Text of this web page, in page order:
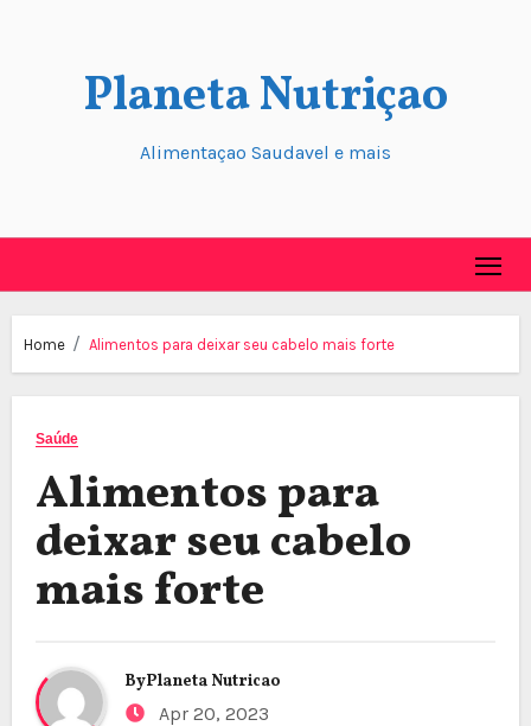
Planeta Nutriçao
Alimentaçao Saudavel e mais
Home Alimentos para deixar seu cabelo mais forte
Saúde
Alimentos para
deixar seu cabelo
mais forte
ByPlaneta Nutricao
Apr 20, 2023